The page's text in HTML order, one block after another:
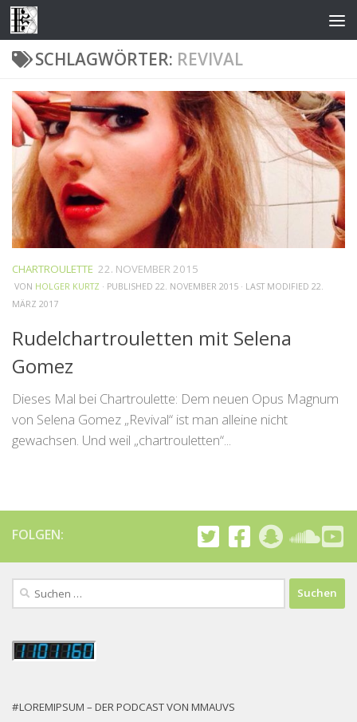
Zum Inhalt springen
SCHLAGWÖRTER: REVIVAL
CHARTROULETTE 22. NOVEMBER 2015
VON HOLGER KURTZ · PUBLISHED 22. NOVEMBER 2015 · LAST MODIFIED 22.
MÄRZ 2017
Rudelchartrouletten mit Selena
Gomez
Dieses Mal bei Chartroulette: Dem neuen Opus Magnum
von Selena Gomez „Revival“ ist man alleine nicht
gewachsen. Und weil „chartrouletten“...
FOLGEN:
Suchen
#LOREMIPSUM – DER PODCAST VON MMAUVS